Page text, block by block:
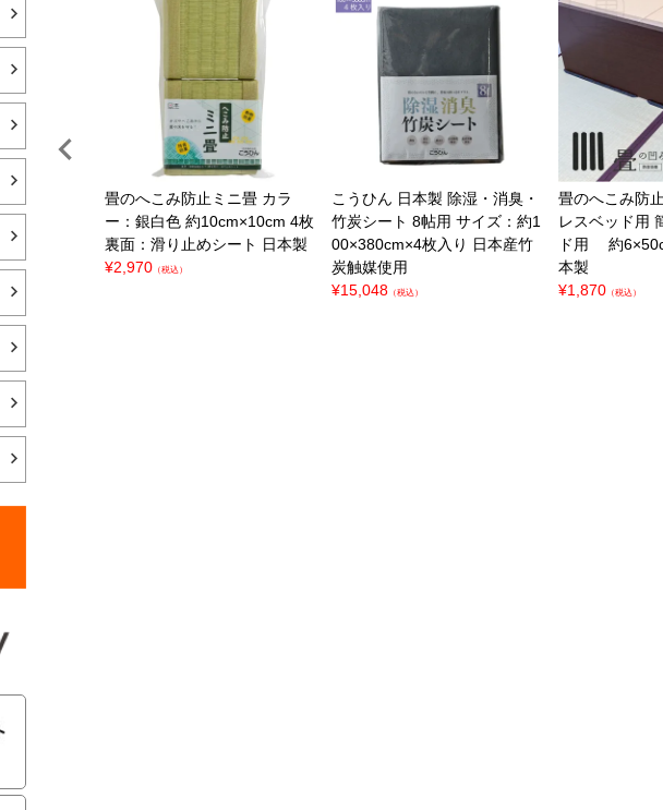
畳のへこみ防止ミニ畳 カラ
ー：銀白色 約10cm×10cm 4枚
裏面：滑り止めシート 日本製
¥2,970 （税込）
こうひん 日本製 除湿・消臭・
竹炭シート 8帖用 サイズ：約1
00×380cm×4枚入り 日本産竹
炭触媒使用
¥15,048 （税込）
畳のへこみ防
レスベッド用
ド用
約
本製
¥1,870 （税込）